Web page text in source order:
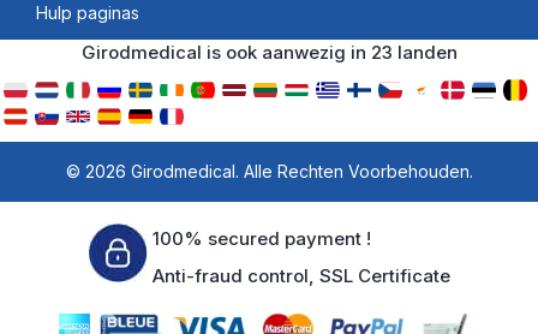
Hulp paginas
Girodmedical is ook aanwezig in 23 landen
© 2026 Girodmedical. Alle Rechten Voorbehouden.
100% secured payment !
Anti-fraud control, SSL Certificate